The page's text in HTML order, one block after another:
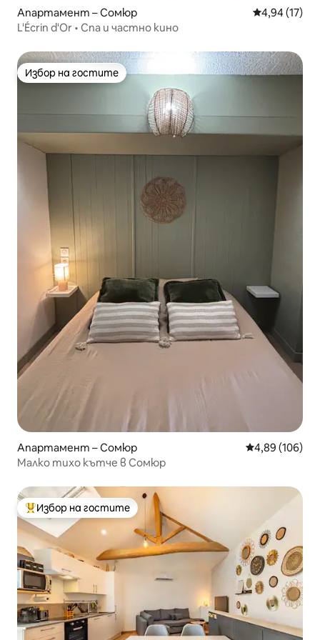
Апартамент – Сомюр Средна
4,94 (17)
L'Écrin d'Or • Спа и частно кино
Избор на гостите
Избор на гостите
Апартамент – Сомюр Средна
4,89 (106)
Малко тихо кътче в Сомюр
Най-популярен избор на гостите
Избор на гостите